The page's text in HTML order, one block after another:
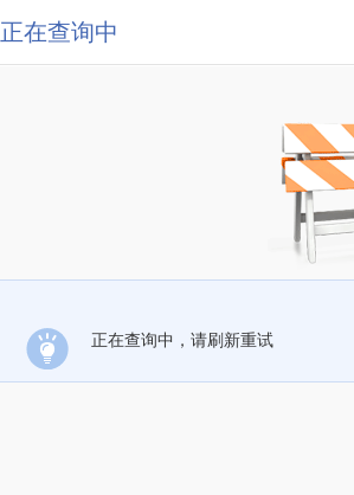
正在查询中
正在查询中，请刷新重试